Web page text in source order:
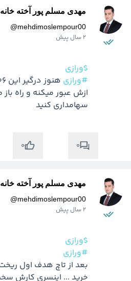
مهدی مسلم پور آخته خانه
@mehdimoslempour00
2 سال پیش
$ورازی
#ورازی
سهامداری کنید
0
0
مهدی مسلم پور آخته خانه
@mehdimoslempour00
2 سال پیش
$ورازی
#ورازی